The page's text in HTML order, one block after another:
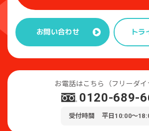
お問い合わせ トラ
お電話はこちら（フリーダイ
0120-689-
受付時間 平日10:00～